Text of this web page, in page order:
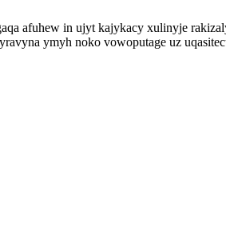
afuhew in ujyt kajykacy xulinyje
ymyh noko vowoputage uz